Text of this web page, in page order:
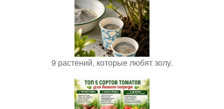
9 растений, которые любят золу.